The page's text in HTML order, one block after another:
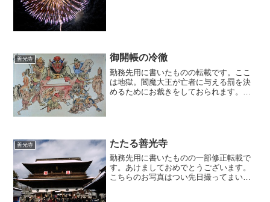
善光寺 御開帳の冷徹
勤務先用に書いたものの転載です。ここ
は地獄。閻魔大王が亡者に与える罰を決
めるためにお裁きをしておられます。閻
善光寺 たたる善光寺
勤務先用に書いたものの一部修正転載で
す。あけましておめでとうございます。
こちらのお写真はつい先日撮ってまいり